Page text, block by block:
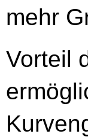
mehr
Vorteil